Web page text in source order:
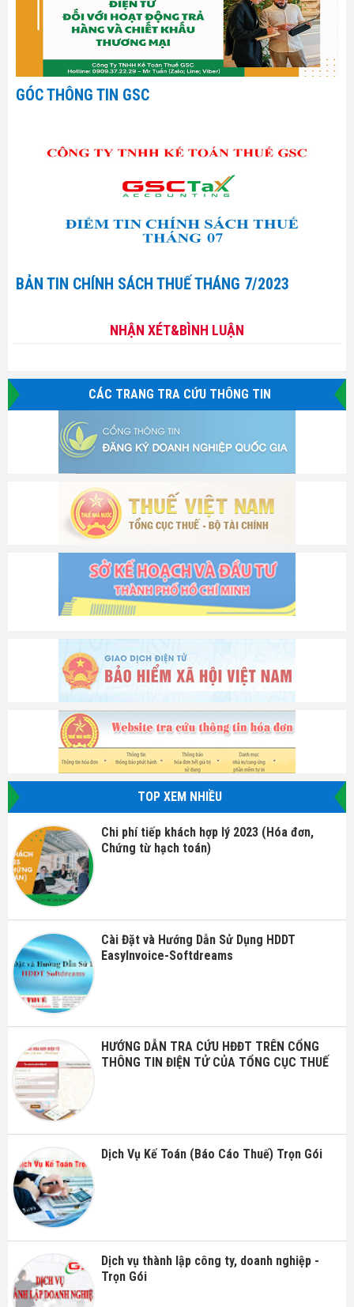
GÓC THÔNG TIN GSC
BẢN TIN CHÍNH SÁCH THUẾ THÁNG 7/2023
NHẬN XÉT&BÌNH LUẬN
CÁC TRANG TRA CỨU THÔNG TIN
TOP XEM NHIỀU
Chi phí tiếp khách hợp lý 2023 (Hóa đơn,
Chứng từ hạch toán)
Cài Đặt và Hướng Dẫn Sử Dụng HDDT
EasyInvoice-Softdreams
HƯỚNG DẪN TRA CỨU HĐĐT TRÊN CỔNG
THÔNG TIN ĐIỆN TỬ CỦA TỔNG CỤC THUẾ
Dịch Vụ Kế Toán (Báo Cáo Thuế) Trọn Gói
Dịch vụ thành lập công ty, doanh nghiệp -
Trọn Gói